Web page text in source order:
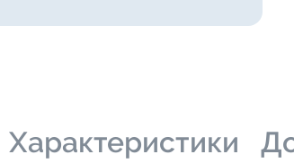
Характеристики